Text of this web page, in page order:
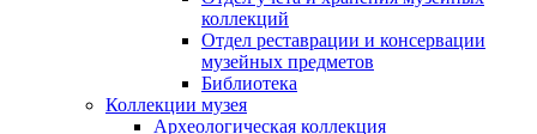
коллекций
Отдел реставрации и консервации
музейных предметов
Библиотека
Коллекции музея
Археологическая коллекция